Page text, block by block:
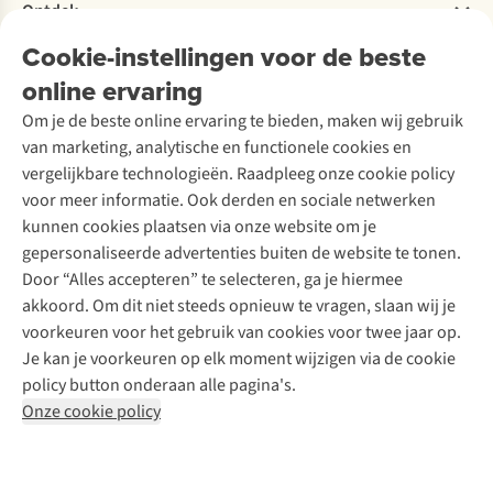
Cookie-instellingen voor de beste
online ervaring
Om je de beste online ervaring te bieden, maken wij gebruik
van marketing, analytische en functionele cookies en
vergelijkbare technologieën. Raadpleeg onze cookie policy
voor meer informatie. Ook derden en sociale netwerken
kunnen cookies plaatsen via onze website om je
gepersonaliseerde advertenties buiten de website te tonen.
Door “Alles accepteren” te selecteren, ga je hiermee
akkoord. Om dit niet steeds opnieuw te vragen, slaan wij je
voorkeuren voor het gebruik van cookies voor twee jaar op.
Je kan je voorkeuren op elk moment wijzigen via de cookie
policy button onderaan alle pagina's.
Onze cookie policy
Bestelling herroepen
Garantie
Contact
Over Ayacucho
Onze winkels
Over A.S.Adventure
Toegankelijkheidsverklaring
Ski-onderhoud
Wasservice
Schoenonderhoud
Schoenherstelling
Kledingherstelling
Retouches
Voor bedrijven
Ontdek
A.S.Magazine
Podcast
Explore Academy
Explore Camp
Gear Check
Inspiratie & advies
Meld je aan voor de nieuwsbrief
Follow us
Disclaimer Privacy Policy
Algemene voorwaarden
Cookie Policy